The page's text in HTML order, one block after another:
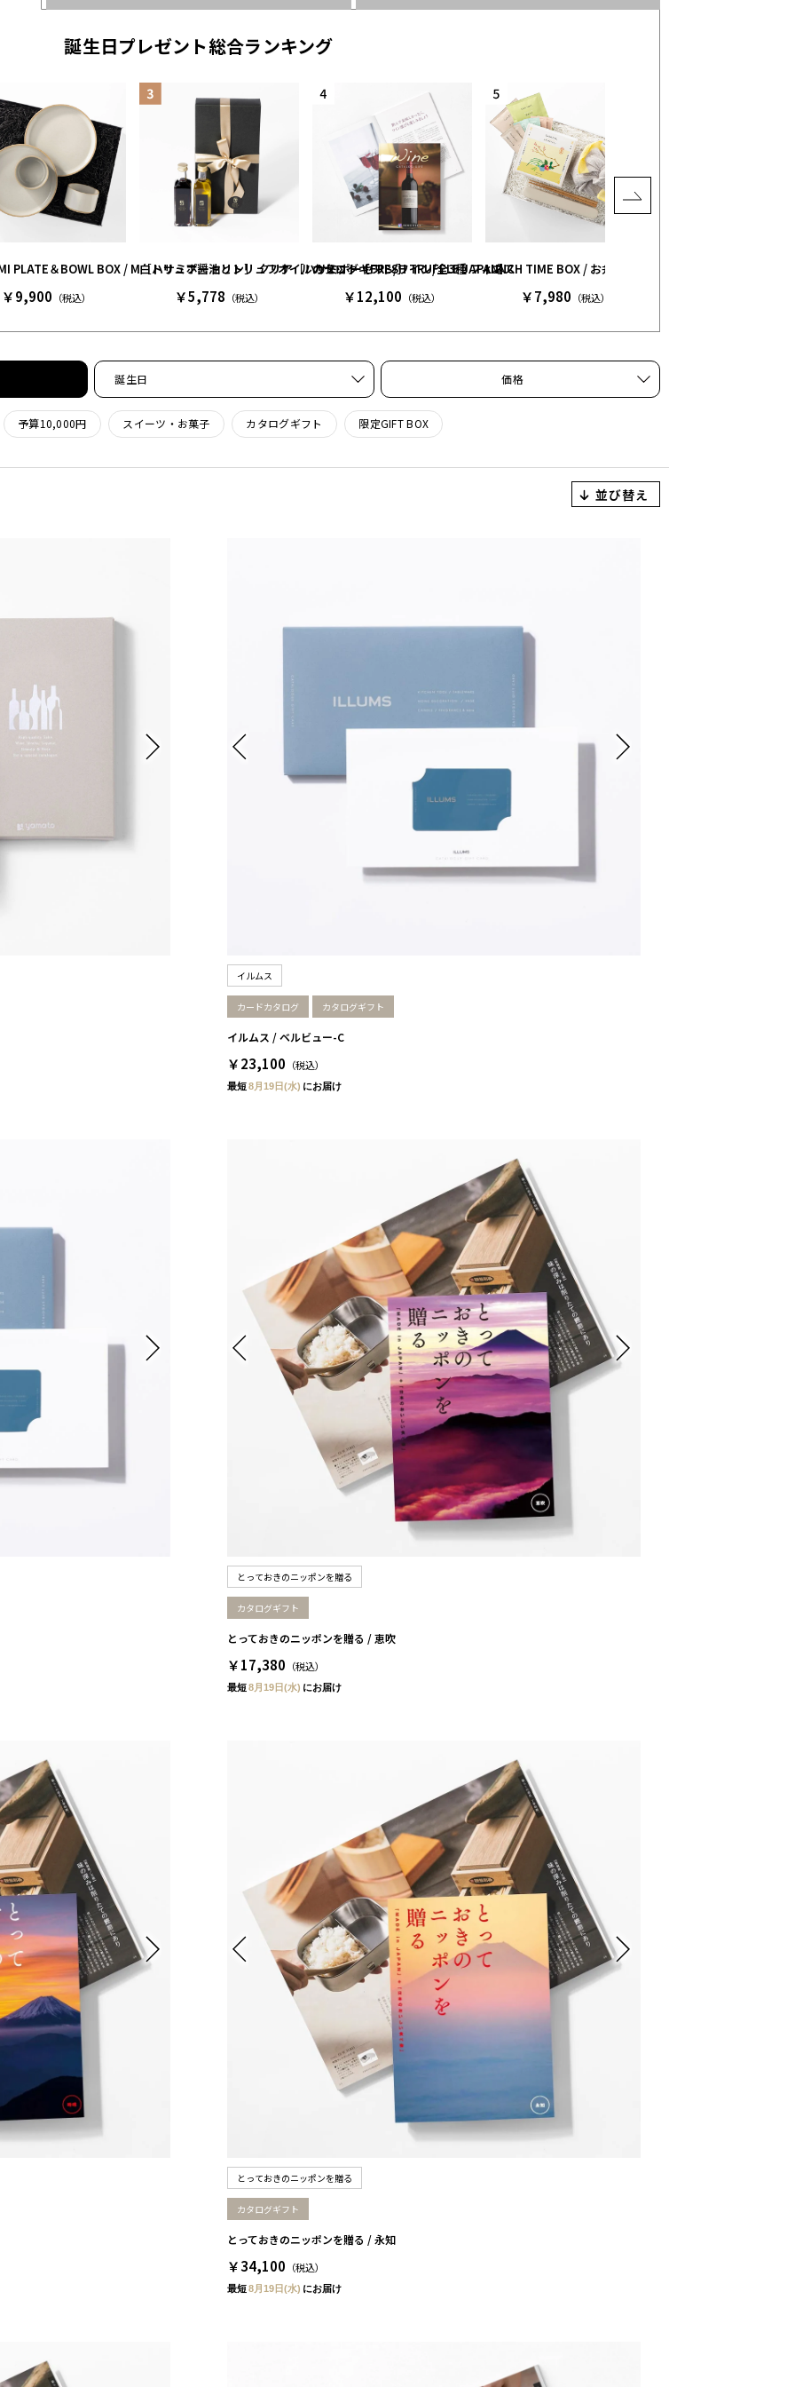
誕生日プレゼント総合ランキング
PLATE＆BOWL BOX / M［ハサミポーセリン］ クリア［ハサミポーセリン］
￥9,900 （税込）
白トリュフ醤油とトリュフオイルのセット［FRESH TRUFFLE JAPAN］
￥5,778 （税込）
カタログギフト/ワイン/全3種 フィネス
￥12,100 （税込）
LUNCH TIME BOX / お弁当セット+つつみ+お茶アソート
￥7,980 （税込）
誕生日 価格
予算10,000円 スイーツ・お菓子 カタログギフト 限定GIFT BOX
並び替え
イルムス
カードカタログ カタログギフト
イルムス / ベルビュー-C
￥23,100 （税込）
最短8月19日(水) にお届け
とっておきのニッポンを贈る
カタログギフト
とっておきのニッポンを贈る / 恵吹
￥17,380 （税込）
最短8月19日(水) にお届け
とっておきのニッポンを贈る
カタログギフト
とっておきのニッポンを贈る / 永知
￥34,100 （税込）
最短8月19日(水) にお届け